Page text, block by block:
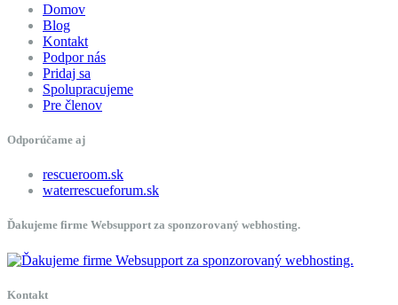
Domov
Blog
Kontakt
Podpor nás
Pridaj sa
Spolupracujeme
Pre členov
Odporúčame aj
rescueroom.sk
waterrescueforum.sk
Ďakujeme firme Websupport za sponzorovaný webhosting.
Kontakt